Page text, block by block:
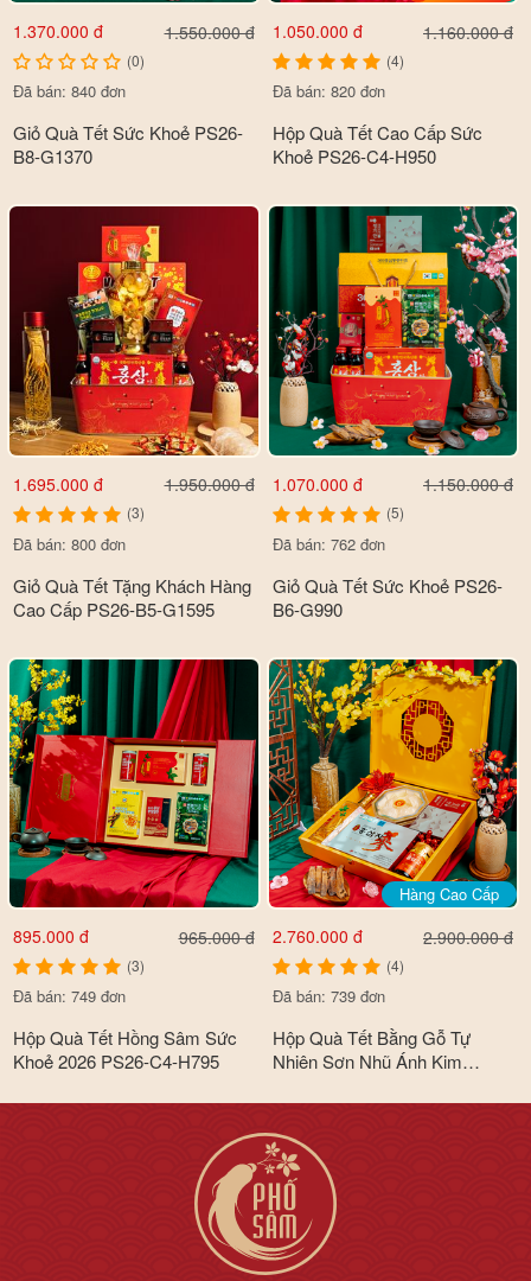
1.370.000 đ 1.550.000 đ
(0)
Đã bán: 840 đơn
Giỏ Quà Tết Sức Khoẻ PS26-
B8-G1370
1.050.000 đ 1.160.000 đ
(4)
Đã bán: 820 đơn
Hộp Quà Tết Cao Cấp Sức
Khoẻ PS26-C4-H950
1.695.000 đ 1.950.000 đ
(3)
Đã bán: 800 đơn
Giỏ Quà Tết Tặng Khách Hàng
Cao Cấp PS26-B5-G1595
1.070.000 đ 1.150.000 đ
(5)
Đã bán: 762 đơn
Giỏ Quà Tết Sức Khoẻ PS26-
B6-G990
895.000 đ 965.000 đ
(3)
Đã bán: 749 đơn
Hộp Quà Tết Hồng Sâm Sức
Khoẻ 2026 PS26-C4-H795
Hàng Cao Cấp
2.760.000 đ 2.900.000 đ
(4)
Đã bán: 739 đơn
Hộp Quà Tết Bằng Gỗ Tự
Nhiên Sơn Nhũ Ánh Kim
B6-HQ2560